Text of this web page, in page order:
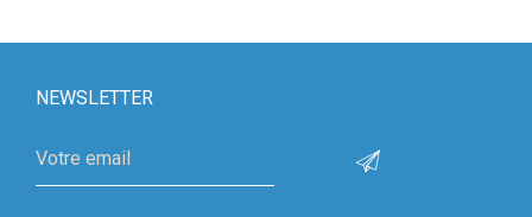
NEWSLETTER